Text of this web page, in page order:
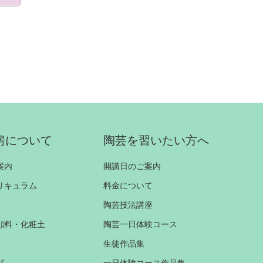
について
内
キュラム
料・化粧土
陶芸を習いたい方へ
開講日のご案内
料金について
陶芸技法講座
陶芸一日体験コース
生徒作品集